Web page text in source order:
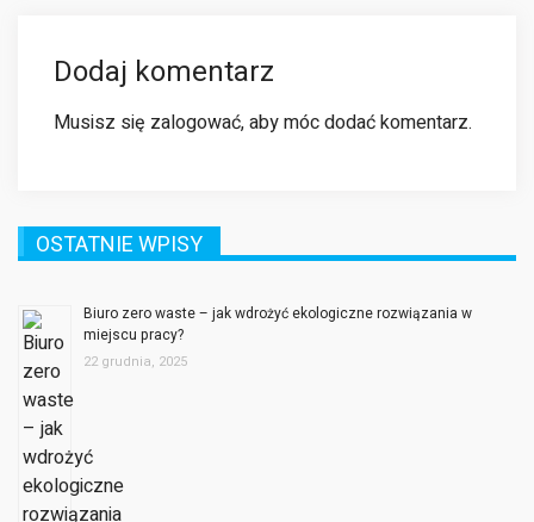
Dodaj komentarz
Musisz się zalogować, aby móc dodać komentarz.
OSTATNIE WPISY
Biuro zero waste – jak wdrożyć ekologiczne rozwiązania w
miejscu pracy?
22 grudnia, 2025